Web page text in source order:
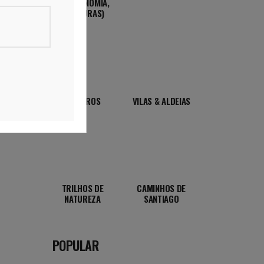
AVENTURAS)
ROTEIROS VILAS & ALDEIAS
TRILHOS DE
NATUREZA
CAMINHOS DE
SANTIAGO
POPULAR